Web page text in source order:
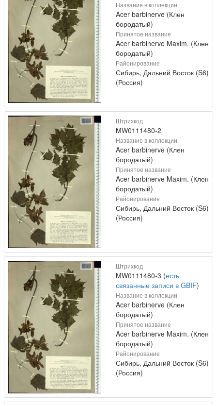
Название в коллекции
Acer barbinerve (Клен
бородатый)
Принятое название
Acer barbinerve Maxim. (Клен
бородатый)
Районирование
Сибирь, Дальний Восток (S6)
(Россия)
Штрихкод
MW0111480-2
Название в коллекции
Acer barbinerve (Клен
бородатый)
Принятое название
Acer barbinerve Maxim. (Клен
бородатый)
Районирование
Сибирь, Дальний Восток (S6)
(Россия)
Штрихкод
MW0111480-3 (есть
связанные записи в GBIF)
Название в коллекции
Acer barbinerve (Клен
бородатый)
Принятое название
Acer barbinerve Maxim. (Клен
бородатый)
Районирование
Сибирь, Дальний Восток (S6)
(Россия)